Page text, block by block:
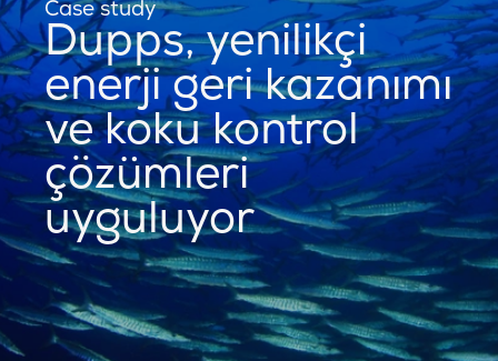
Case study
Dupps, yenilikçi
enerji geri kazanımı
ve koku kontrol
çözümleri
uyguluyor